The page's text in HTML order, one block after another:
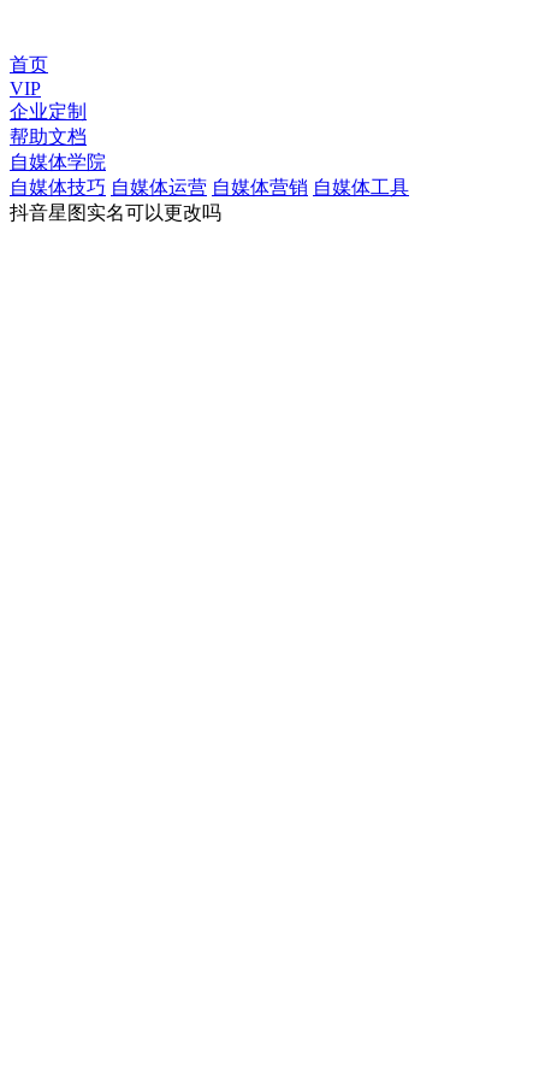
首页
VIP
企业定制
帮助文档
自媒体学院
自媒体技巧 自媒体运营 自媒体营销 自媒体工具
抖音星图实名可以更改吗